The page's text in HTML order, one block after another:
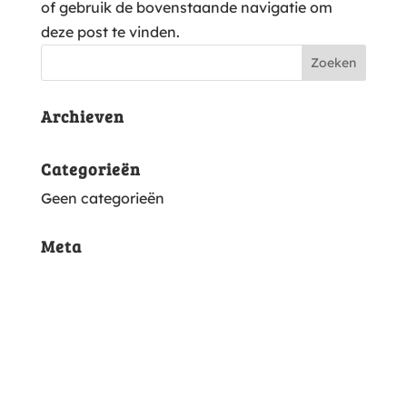
of gebruik de bovenstaande navigatie om
deze post te vinden.
Archieven
Categorieën
Geen categorieën
Meta